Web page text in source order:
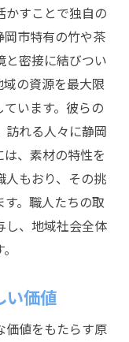
かすことで独自の
市特有の竹や茶
と密接に結びつい
の資源を最大限
います。彼らの
訪れる人々に静岡
、素材の特性を
人もおり、その挑
。職人たちの取
し、地域社会全体
い価値
価値をもたらす原